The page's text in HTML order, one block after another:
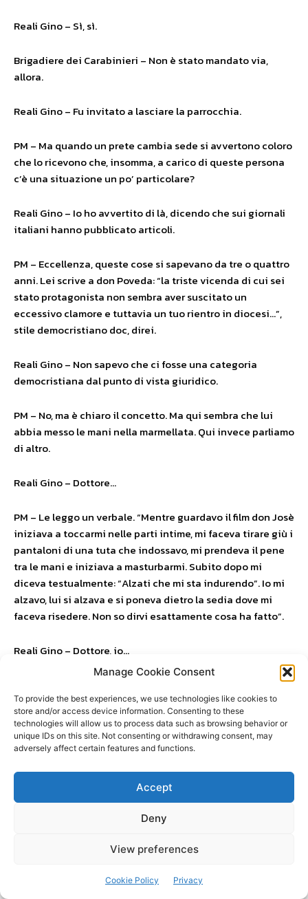
Manage Cookie Consent
To provide the best experiences, we use technologies like cookies to
store and/or access device information. Consenting to these
technologies will allow us to process data such as browsing behavior or
unique IDs on this site. Not consenting or withdrawing consent, may
adversely affect certain features and functions.
Accept
Deny
View preferences
Cookie Policy Privacy
Reali Gino – Sì, sì.
Brigadiere dei Carabinieri – Non è stato mandato via,
allora.
Reali Gino – Fu invitato a lasciare la parrocchia.
PM – Ma quando un prete cambia sede si avvertono coloro
che lo ricevono che, insomma, a carico di queste persona
c’è una situazione un po’ particolare?
Reali Gino – Io ho avvertito di là, dicendo che sui giornali
italiani hanno pubblicato articoli.
PM – Eccellenza, queste cose si sapevano da tre o quattro
anni. Lei scrive a don Poveda: “la triste vicenda di cui sei
stato protagonista non sembra aver suscitato un
eccessivo clamore e tuttavia un tuo rientro in diocesi…”,
stile democristiano doc, direi.
Reali Gino – Non sapevo che ci fosse una categoria
democristiana dal punto di vista giuridico.
PM – No, ma è chiaro il concetto. Ma qui sembra che lui
abbia messo le mani nella marmellata. Qui invece parliamo
di altro.
Reali Gino – Dottore…
PM – Le leggo un verbale. “Mentre guardavo il film don Josè
iniziava a toccarmi nelle parti intime, mi faceva tirare giù i
pantaloni di una tuta che indossavo, mi prendeva il pene
tra le mani e iniziava a masturbarmi. Subito dopo mi
diceva testualmente: “Alzati che mi sta indurendo”. Io mi
alzavo, lui si alzava e si poneva dietro la sedia dove mi
faceva risedere. Non so dirvi esattamente cosa ha fatto”.
Reali Gino – Dottore, io…
quando arrivi suona al cancello”. Questo è un sms inviato
a un bambino. Un altro? “XXXX, sono don Josè. Mi
raccomando, alla parrocchia. Ciao culetto d’oro”. Certo,
possono essere menzogne.
Reali Gino – Non sto dicendo che sono menzogne. Quello
che è stato riferito a me non sono certamente queste cose
PM – Non ne dubito, non ne dubito.
Reali Gino – Francamente rimango molto perplesso.